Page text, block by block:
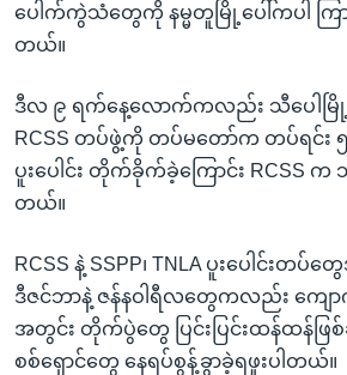
ပေါက်ကွဲသံတွေကို နမ္မတူမြို့ပေါ်ကပါ ကြား
တယ်။
ဒီလ ၉ ရက်နေ့လောက်ကလည်း သီပေါမ
RCSS တပ်ဖွဲ့ကို တပ်မတော်က တပ်ရင်း
ပူးပေါင်း တိုက်ခိုက်ခဲ့ကြောင်း RCSS က
တယ်။
RCSS နဲ့ SSPP၊ TNLA ပူးပေါင်းတပ်တွ
ဒီဇင်ဘာနဲ့ ဇန်နဝါရီလတွေကလည်း ကျော
အတွင်း တိုက်ပွဲတွေ ပြင်းပြင်းထန်ထန်ဖြစ်
စစ်ရှောင်တွေ နေရပ်စွန့်ခွာခဲ့ရဖူးပါတယ်။